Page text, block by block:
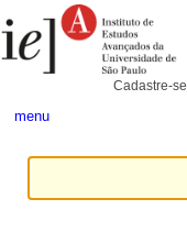
para
conteúdo.
Pessoais
Cadastre-se
menu